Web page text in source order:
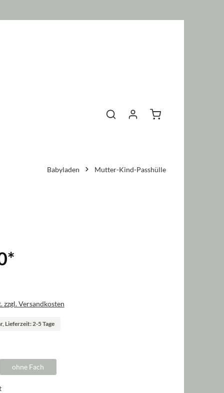
Warenkorb enthält 0
Babyladen Mutter-Kind-Passhülle
*
zzgl. Versandkosten
Lieferzeit: 2-5 Tage
ohne Fach